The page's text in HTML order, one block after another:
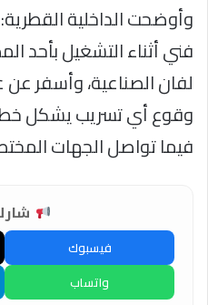
وأوضحت الداخلية
فني أثناء التشغيل بأحد
لفان الصناعية، وأسفر
وقوع أي تسريب يشكل
فيما تواصل الجهات
فيسبوك
واتساب